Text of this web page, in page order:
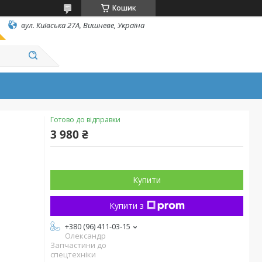
Кошик
вул. Київська 27А, Вишневе, Україна
Готово до відправки
3 980 ₴
Купити
Купити з
+380 (96) 411-03-15
Олександр
Запчастини до
спецтехніки